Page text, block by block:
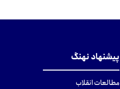
پیشنهاد نهنگ
مطالعات انقلاب